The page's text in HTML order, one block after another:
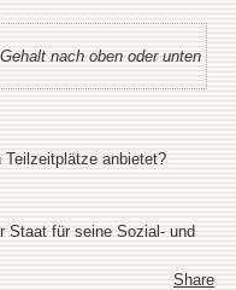
nach oben oder unten
Teilzeitplätze anbietet?
Staat für seine Sozial- und
Share